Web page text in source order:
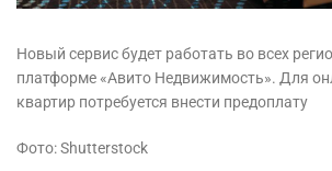
Новый сервис будет работать во всех
платформе «Авито Недвижимость». Для
квартир потребуется внести предоплату
Фото: Shutterstock